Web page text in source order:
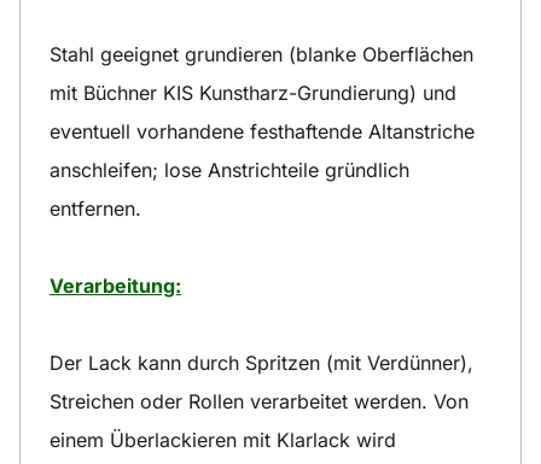
Stahl geeignet grundieren (blanke Oberflächen
mit Büchner KIS Kunstharz-Grundierung) und
eventuell vorhandene festhaftende Altanstriche
anschleifen; lose Anstrichteile gründlich
entfernen.
Verarbeitung:
Der Lack kann durch Spritzen (mit Verdünner),
Streichen oder Rollen verarbeitet werden. Von
einem Überlackieren mit Klarlack wird